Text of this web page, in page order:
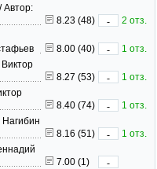
Автор:
8.23 (48) -
2 отз.
8.00 (40) -
1 отз.
8.27 (53) -
1 отз.
8.40 (74) -
1 отз.
8.16 (51)
-
1 отз.
7.00 (1)
-